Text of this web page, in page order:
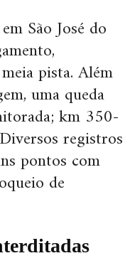
São José do
pista. Além
uma queda
km 350-
registros
pontos com
de